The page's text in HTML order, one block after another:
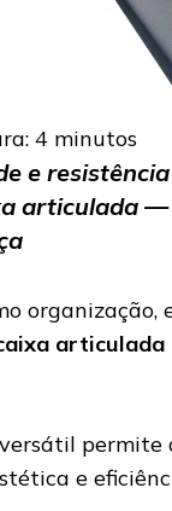
4 minutos
e
articulada —
articulada
permite
e